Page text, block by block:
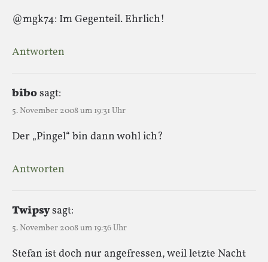
@mgk74: Im Gegenteil. Ehrlich!
Antworten
bibosagt:
5. November 2008 um 19:31 Uhr
Der „Pingel“ bin dann wohl ich?
Antworten
Twipsysagt:
5. November 2008 um 19:36 Uhr
Stefan ist doch nur angefressen, weil letzte Nacht